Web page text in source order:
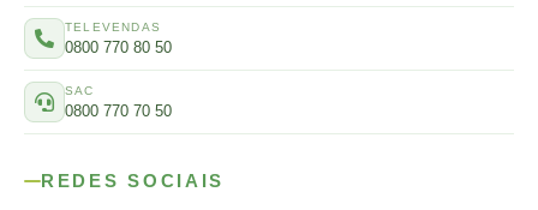
TELEVENDAS
0800 770 80 50
SAC
0800 770 70 50
REDES SOCIAIS